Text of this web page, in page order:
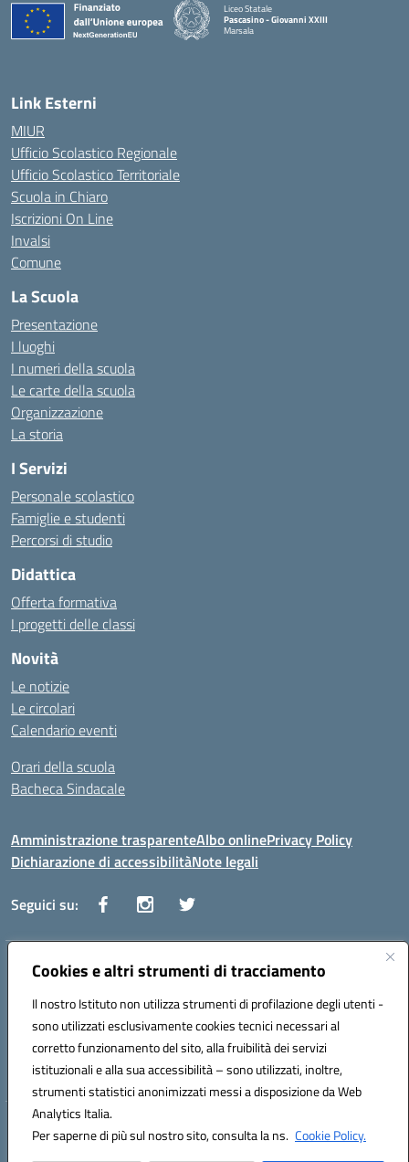
Cookies e altri strumenti di tracciamento
Il nostro Istituto non utilizza strumenti di profilazione degli utenti -
sono utilizzati esclusivamente cookies tecnici necessari al
corretto funzionamento del sito, alla fruibilità dei servizi
istituzionali e alla sua accessibilità – sono utilizzati, inoltre,
strumenti statistici anonimizzati messi a disposizione da Web
Analytics Italia.
Per saperne di più sul nostro sito, consulta la ns. Cookie Policy.
Liceo Statale
Pascasino - Giovanni XXIII
Marsala
Link Esterni
MIUR
Ufficio Scolastico Regionale
Ufficio Scolastico Territoriale
Scuola in Chiaro
Iscrizioni On Line
Invalsi
Comune
La Scuola
Presentazione
I luoghi
I numeri della scuola
Le carte della scuola
Organizzazione
La storia
I Servizi
Personale scolastico
Famiglie e studenti
Percorsi di studio
Didattica
Offerta formativa
I progetti delle classi
Novità
Le notizie
Le circolari
Calendario eventi
Orari della scuola
Bacheca Sindacale
Amministrazione trasparenteAlbo onlinePrivacy Policy
Dichiarazione di accessibilitàNote legali
Seguici su:
Indirizzo:Via Vaccari n.5 e Via Falcone n.20 - 91025 Marsala
Posta elettronica certificata (PEC):tppm03000q@pec.istruzione.it
Codice fiscale: 82004490817
Codice meccanografico: TPPM03000Q
Hosting & Powered by 3D Solution S.r.l.
Concept & Design by Designers Italia